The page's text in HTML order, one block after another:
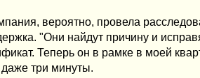
вероятно, провела
"Они найдут причину и
Теперь он в рамке в моей
три минуты.